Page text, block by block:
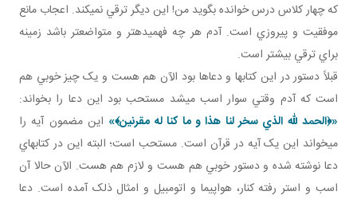
که چهار کلاس درس خوانده بگويد من! اين ديگر ترقي نمي کند. اعجاب مانع
موفقيت و پيروزي است. آدم هر چه فهميده تر و متواضع تر باشد زمينه
براي ترقي بيشتر است.
قبلاً دستور در اين کتاب ها و دعاها بود الآن هم هست و يک چيز خوبي هم
است که آدم وقتي سوار اسب مي شد مستحب بود اين دعا را بخواند:
«﴿الحمد لله الذي سخر لنا هذا و ما کنا له مقرنين﴾» اين مضمون آيه را
مي خواند اين يک آيه در قرآن است. مستحب است؛ البته اين در کتاب هاي
دعا نوشته شده و دستور خوبي هم هست و لازم هم هست. الآن حالا آن
اسب و استر رفته کنار، هواپيما و اتومبيل و امثال ذلک آمده است. دعا